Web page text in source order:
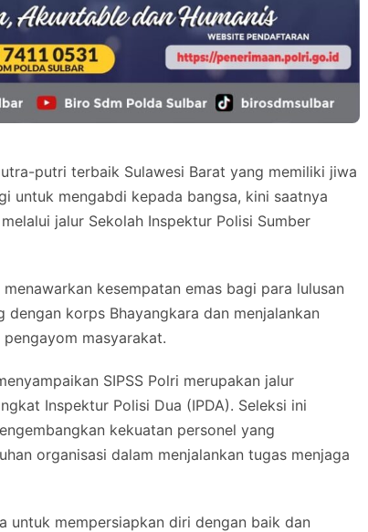
putri terbaik Sulawesi Barat yang memiliki jiwa
untuk mengabdi kepada bangsa, kini saatnya
jalur Sekolah Inspektur Polisi Sumber
kesempatan emas bagi para lulusan
dengan korps Bhayangkara dan menjalankan
masyarakat.
SIPSS Polri merupakan jalur
Inspektur Polisi Dua (IPDA). Seleksi ini
kekuatan personel yang
organisasi dalam menjalankan tugas menjaga
untuk mempersiapkan diri dengan baik dan